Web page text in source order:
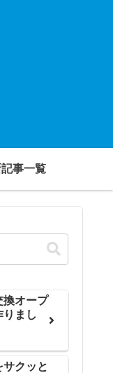
事一覧
換オープ
りまし
サクッと